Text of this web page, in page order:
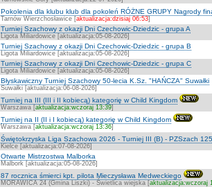
Pokolenia dla klubu klub dla pokoleń RÓŻNE GRUPY Nagrody
Tarnów Wierzchosławice [aktualizacja:dzisiaj 06:53]
Turniej Szachowy z okazji Dni Czechowic-Dziedzic - grupa A
Ligota Miliardowice [aktualizacja:05-08-2026]
Turniej Szachowy z okazji Dni Czechowic-Dziedzic - grupa B
Ligota Miliardowice [aktualizacja:05-08-2026]
Turniej Szachowy z okazji Dni Czechowic-Dziedzic - grupa C
Ligota Miliardowice [aktualizacja:05-08-2026]
Błyskawiczny Turniej Szachowy 50-lecia K.Sz. "HAŃCZA" Suwałki
Suwałki [aktualizacja:06-08-2026]
Turniej na III (III i II kobiecą) kategorię w Child Kingdom
Warszawa [aktualizacja:wczoraj 13:39]
Turniej na II (II i I kobiecą) kategorię w Child Kingdom
Warszawa [aktualizacja:wczoraj 13:36]
Świętokrzyska Liga Szachowa 2026 - Turniej III (B) - PZSzach
Kielce [aktualizacja:07-08-2026]
Otwarte Mistrzostwa Malborka
Malbork [aktualizacja:05-08-2026]
87 rocznica śmierci kpt. pilota Mieczysława Medweckiego
MORAWICA 24 (Gmina Liszki) - Świetlica wiejska [aktualizacja:wczoraj